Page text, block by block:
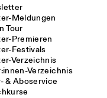
Meldungen
Tour
Premieren
Festivals
Verzeichnis
Verzeichnis
& Aboservice